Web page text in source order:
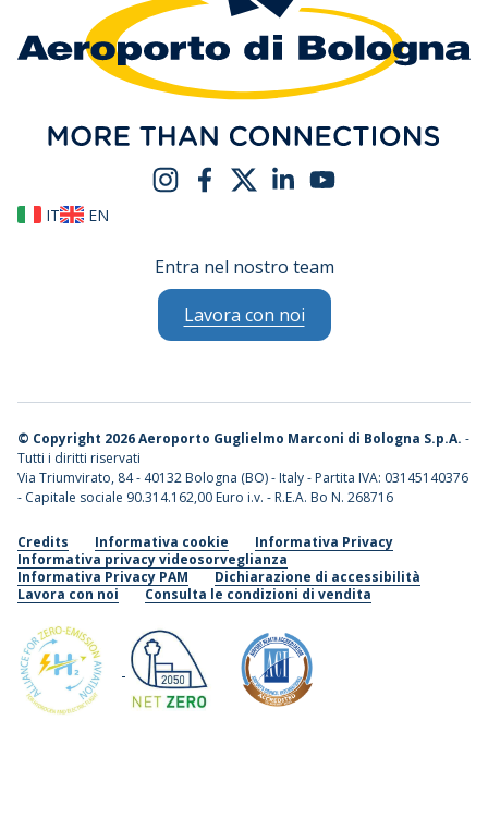
IT EN
Entra nel nostro team
Lavora con noi
© Copyright 2026 Aeroporto Guglielmo Marconi di Bologna S.p.A. -
Tutti i diritti riservati
Via Triumvirato, 84 - 40132 Bologna (BO) - Italy - Partita IVA: 03145140376
- Capitale sociale 90.314.162,00 Euro i.v. - R.E.A. Bo N. 268716
Credits Informativa cookie
Informativa Privacy
Informativa privacy videosorveglianza
Informativa Privacy PAM
Dichiarazione di accessibilità
Lavora con noi
Consulta le condizioni di vendita